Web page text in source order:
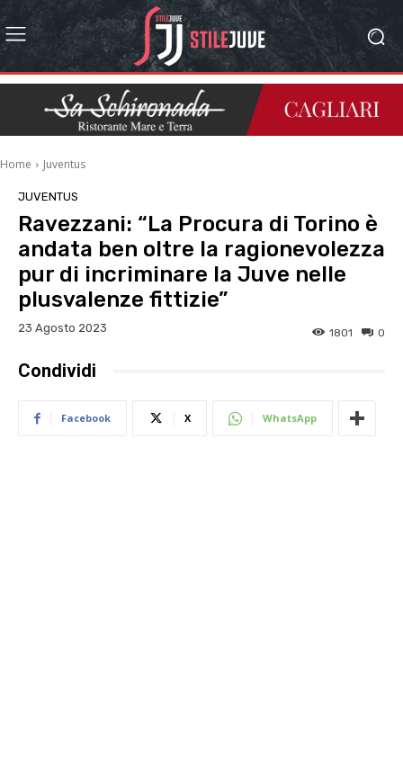
Home Juventus
JUVENTUS
Ravezzani: “La Procura di Torino è
andata ben oltre la ragionevolezza
pur di incriminare la Juve nelle
plusvalenze fittizie”
23 Agosto 2023 0
1801
Condividi
Facebook X WhatsApp